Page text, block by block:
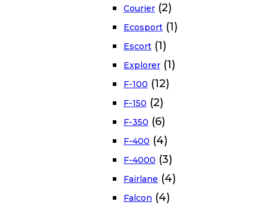
Courier (2)
Ecosport (1)
Escort (1)
Explorer (1)
F-100 (12)
F-150 (2)
F-350 (6)
F-400 (4)
F-4000 (3)
Fairlane (4)
Falcon (4)